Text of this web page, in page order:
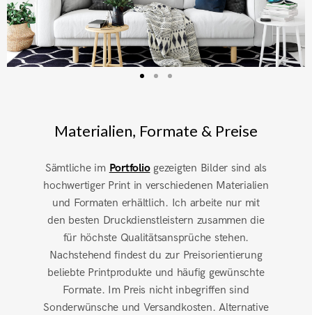
Materialien, Formate & Preise
Sämtliche im Portfolio gezeigten Bilder sind als
hochwertiger Print in verschiedenen Materialien
und Formaten erhältlich. Ich arbeite nur mit
den besten Druckdienstleistern zusammen die
für höchste Qualitätsansprüche stehen.
Nachstehend findest du zur Preisorientierung
beliebte Printprodukte und häufig gewünschte
Formate. Im Preis nicht inbegriffen sind
Sonderwünsche und Versandkosten. Alternative